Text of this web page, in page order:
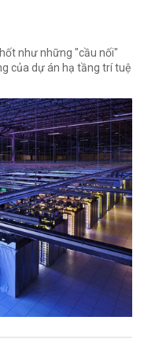
như những "cầu nối"
của dự án hạ tầng trí tuệ